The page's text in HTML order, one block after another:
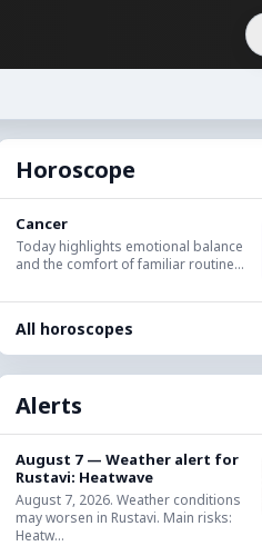
Horoscope
Cancer
Today highlights emotional balance
and the comfort of familiar routine...
All horoscopes
Alerts
August 7 — Weather alert for
Rustavi: Heatwave
August 7, 2026. Weather conditions
may worsen in Rustavi. Main risks:
Heatw...